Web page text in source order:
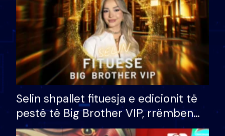
Selin shpallet fituesja e edicionit të
pestë të Big Brother VIP, rrëmben
çmimin e madh prej 100 mijë eurosh